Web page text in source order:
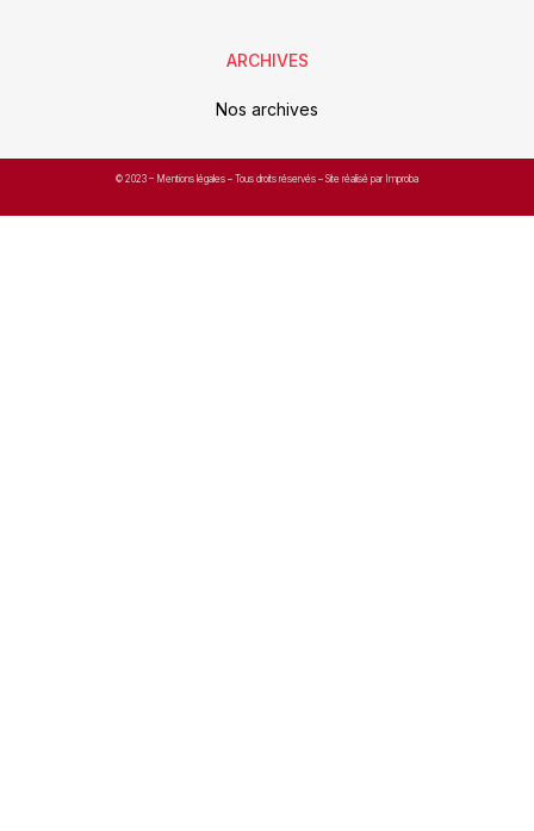
ARCHIVES
Nos archives
© 2023 – Mentions légales – Tous droits réservés – Site réalisé par Improba